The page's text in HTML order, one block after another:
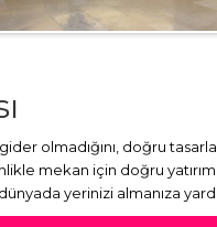
olmadığını, doğru
mekan için doğru
yerinizi almanıza